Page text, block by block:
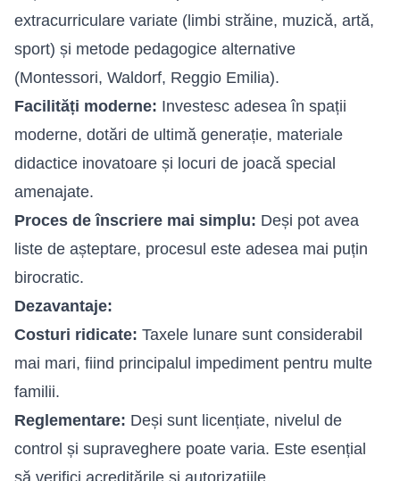
extracurriculare variate (limbi străine, muzică, artă,
sport) și metode pedagogice alternative
(Montessori, Waldorf, Reggio Emilia).
Facilități moderne: Investesc adesea în spații
moderne, dotări de ultimă generație, materiale
didactice inovatoare și locuri de joacă special
amenajate.
Proces de înscriere mai simplu: Deși pot avea
liste de așteptare, procesul este adesea mai puțin
birocratic.
Dezavantaje:
Costuri ridicate: Taxele lunare sunt considerabil
mai mari, fiind principalul impediment pentru multe
familii.
Reglementare: Deși sunt licențiate, nivelul de
control și supraveghere poate varia. Este esențial
să verifici acreditările și autorizațiile.